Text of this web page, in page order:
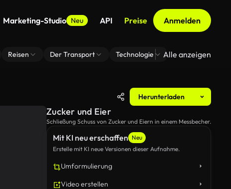
Marketing-Studio Neu API Preise Anmelden
Reisen Der Transport Technologie Zoom Virtuelle
Alle anzeigen
Herunterladen
Mit KI neu erschaffen Neu
Erstelle mit KI neue Versionen dieser Aufnahme.
Umformulierung
Video erstellen
Zucker und Eier
Schließung Schuss von Zucker und Eiern in einem Messbecher.